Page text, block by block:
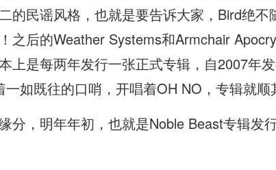
的民谣风格，也就是要告诉大家，Bird绝
之后的Weather Systems和Armchair
上是每两年发行一张正式专辑，自2007年
一如既往的口哨，开唱着OH NO，专辑就顺
分，明年年初，也就是Noble Beast专辑发